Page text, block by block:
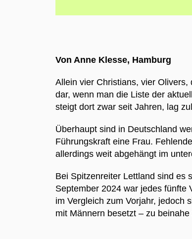
Von Anne Klesse, Hamburg
Allein vier Christians, vier
dar, wenn man die Liste der
steigt dort zwar seit Jahren, lag
Überhaupt sind in Deutschland
Führungskraft eine Frau.
allerdings weit abgehängt im
Bei Spitzenreiter Lettland sind es
September 2024 war jedes fünfte
im Vergleich zum Vorjahr, jedoch
mit Männern besetzt – zu